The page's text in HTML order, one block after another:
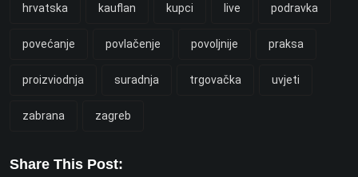
hrvatska kauflan kupci live podravka
povećanje povlačenje povoljnije praksa
proizviodnja suradnja trgovačka uvjeti
zabrana zagreb
Share This Post: